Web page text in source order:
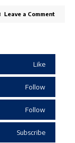
Leave a Comment
Like
Follow
Follow
Subscribe